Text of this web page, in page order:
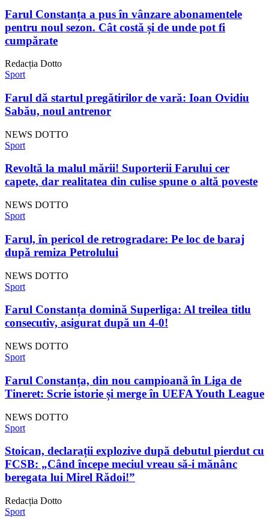
Farul Constanța a pus în vânzare abonamentele
pentru noul sezon. Cât costă și de unde pot fi
cumpărate
Redacția Dotto
Sport
Farul dă startul pregătirilor de vară: Ioan Ovidiu
Sabău, noul antrenor
NEWS DOTTO
Sport
Revoltă la malul mării! Suporterii Farului cer
capete, dar realitatea din culise spune o altă poveste
NEWS DOTTO
Sport
Farul, în pericol de retrogradare: Pe loc de baraj
după remiza Petrolului
NEWS DOTTO
Sport
Farul Constanța domină Superliga: Al treilea titlu
consecutiv, asigurat după un 4-0!
NEWS DOTTO
Sport
Farul Constanța, din nou campioană în Liga de
Tineret: Scrie istorie și merge în UEFA Youth League
NEWS DOTTO
Sport
Stoican, declarații explozive după debutul pierdut cu
FCSB: „Când începe meciul vreau să-i mănânc
beregata lui Mirel Rădoi!”
Redacția Dotto
Sport